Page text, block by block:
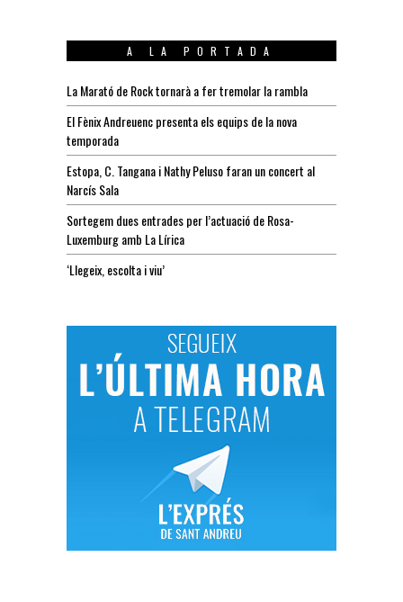
A LA PORTADA
La Marató de Rock tornarà a fer tremolar la rambla
El Fènix Andreuenc presenta els equips de la nova
temporada
Estopa, C. Tangana i Nathy Peluso faran un concert al
Narcís Sala
Sortegem dues entrades per l’actuació de Rosa-
Luxemburg amb La Lírica
‘Llegeix, escolta i viu’